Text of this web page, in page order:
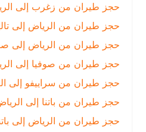
حجز طيران من زغرب إلى الرياض
|
حجز طيران من الرياض إلى تالين
|
حجز طيران من الرياض إلى صوفيا
|
حجز طيران من صوفيا إلى الرياض
|
حجز طيران من سراييفو إلى الرياض
حجز طيران من باتنا إلى الرياض
|
حجز طيران من الرياض إلى باتنا |